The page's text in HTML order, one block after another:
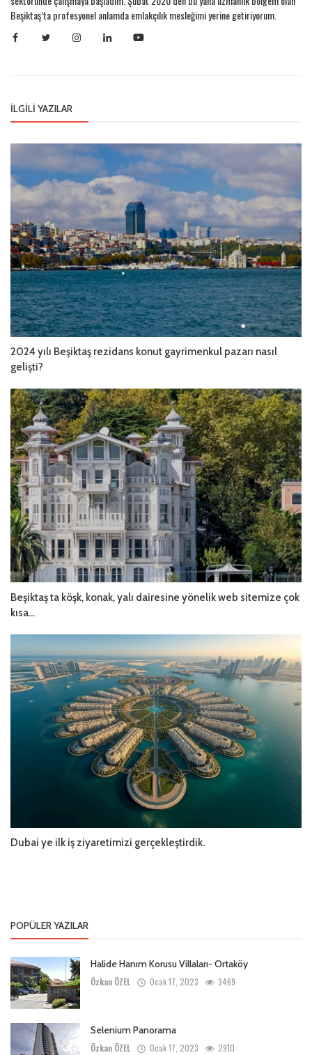
Beşiktaş’ta profesyonel anlamda emlakçılık mesleğimi yerine getiriyorum.
İLGILI YAZILAR
2024 yılı Beşiktaş rezidans konut gayrimenkul pazarı nasıl
gelişti?
Beşiktaş ta köşk, konak, yalı dairesine yönelik web sitemize çok
kısa...
Dubai ye ilk iş ziyaretimizi gerçekleştirdik.
POPÜLER YAZILAR
Halide Hanım Korusu Villaları- Ortaköy
Özkan ÖZEL Ocak 17, 2023 3469
Selenium Panorama
Özkan ÖZEL Ocak 17, 2023 2910